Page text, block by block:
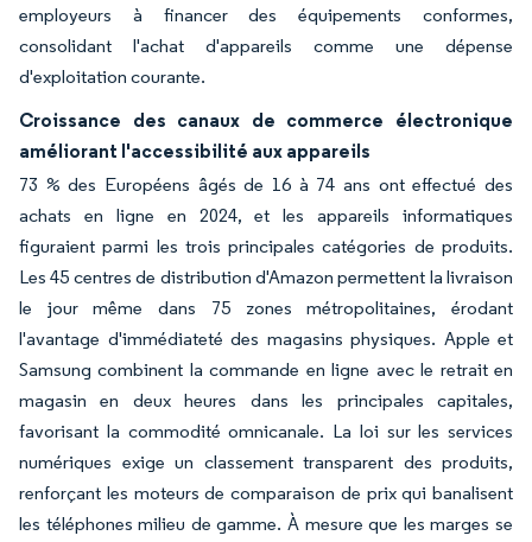
employeurs à financer des équipements conformes,
consolidant l'achat d'appareils comme une dépense
d'exploitation courante.
Croissance des canaux de commerce électronique
améliorant l'accessibilité aux appareils
73 % des Européens âgés de 16 à 74 ans ont effectué des
achats en ligne en 2024, et les appareils informatiques
figuraient parmi les trois principales catégories de produits.
Les 45 centres de distribution d'Amazon permettent la livraison
le jour même dans 75 zones métropolitaines, érodant
l'avantage d'immédiateté des magasins physiques. Apple et
Samsung combinent la commande en ligne avec le retrait en
magasin en deux heures dans les principales capitales,
favorisant la commodité omnicanale. La loi sur les services
numériques exige un classement transparent des produits,
renforçant les moteurs de comparaison de prix qui banalisent
les téléphones milieu de gamme. À mesure que les marges se